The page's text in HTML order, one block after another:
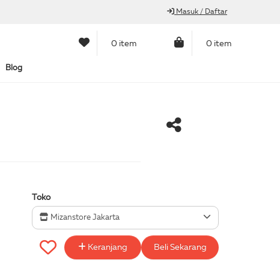
Masuk / Daftar
0 item 0 item
Blog
Toko
Mizanstore Jakarta
Keranjang Beli Sekarang